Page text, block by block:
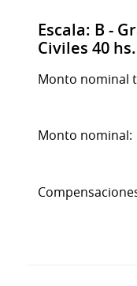
Escala: B -
Civiles 40
Monto nominal
Monto nominal: